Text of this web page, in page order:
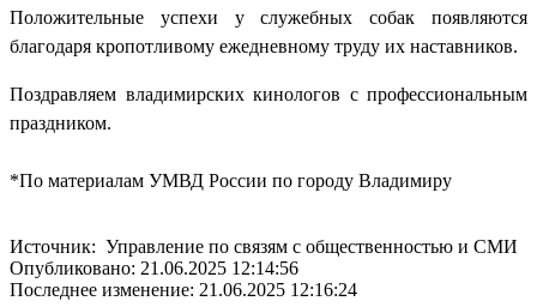
Положительные успехи у служебных собак появляются
благодаря кропотливому ежедневному труду их наставников.
Поздравляем владимирских кинологов с профессиональным
праздником.
*По материалам УМВД России по городу Владимиру
Источник: Управление по связям с общественностью и СМИ
Опубликовано: 21.06.2025 12:14:56
Последнее изменение: 21.06.2025 12:16:24